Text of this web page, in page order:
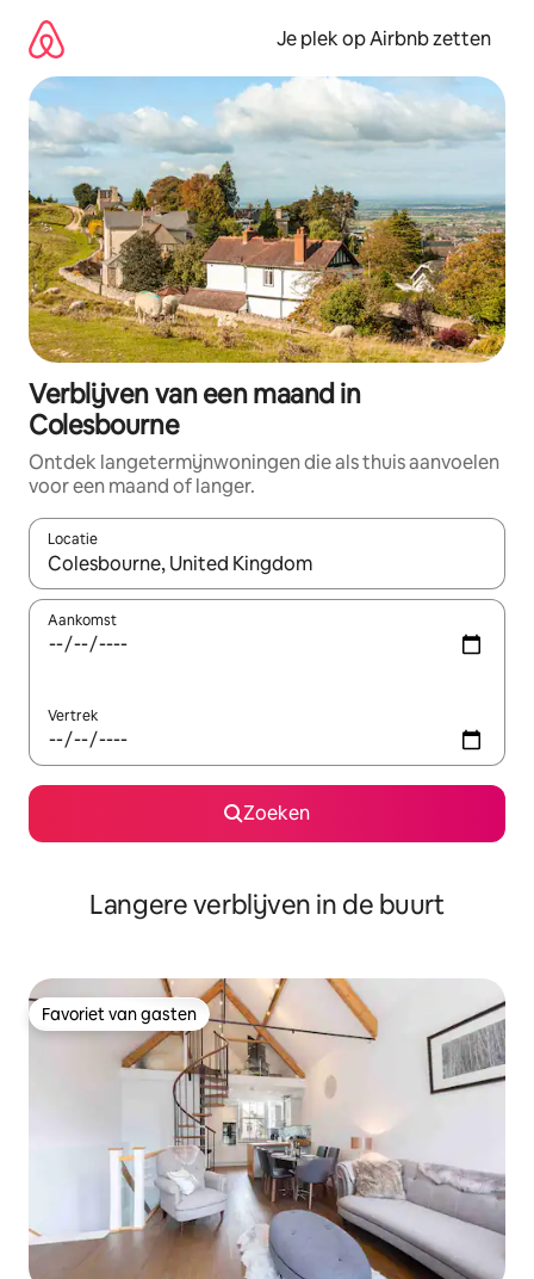
direct
naar
inhoud
Je plek op Airbnb zetten
Verblijven van een maand in
Colesbourne
Ontdek langetermijnwoningen die als thuis aanvoelen
voor een maand of langer.
Locatie
Wanneer er resultaten beschikbaar zijn, maak je een keuze
Aankomst
Vertrek
Zoeken
Langere verblijven in de buurt
Favoriet van gasten
Favoriet van gasten